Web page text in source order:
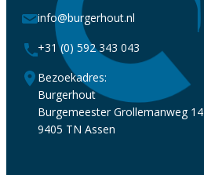
info@burgerhout.nl
+31 (0) 592 343 043
Bezoekadres:
Burgerhout
Burgemeester Grollemanweg 14
9405 TN Assen